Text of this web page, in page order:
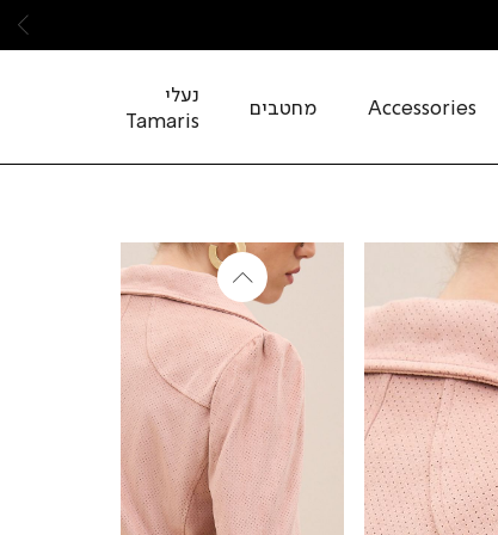
Accessories מחטבים
נעלי
Tamaris